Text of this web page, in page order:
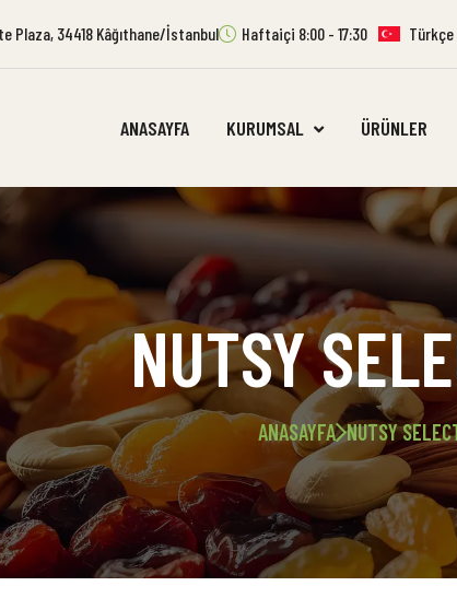
Plaza, 34418 Kâğıthane/İstanbul Haftaiçi 8:00 - 17:30 Türkçe
ANASAYFA KURUMSAL ÜRÜNLER
NUTSY
ANASAYFA NUTSY